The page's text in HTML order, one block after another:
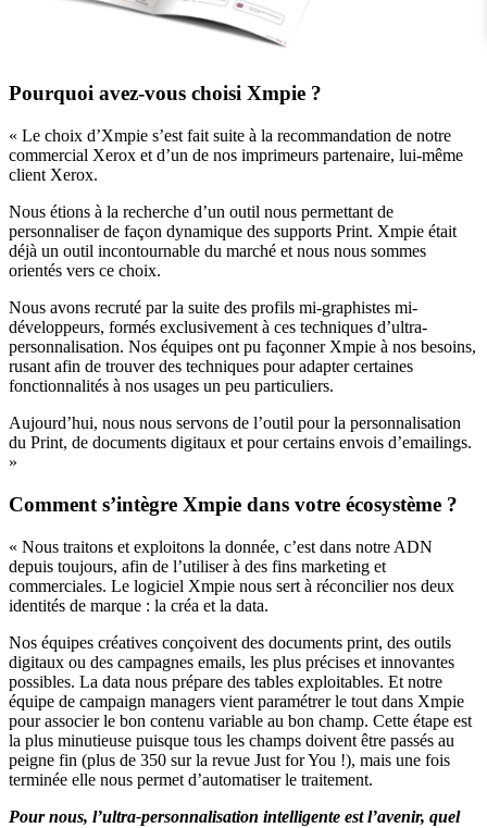
Pourquoi avez-vous choisi Xmpie ?
« Le choix d’Xmpie s’est fait suite à la recommandation de notre
commercial Xerox et d’un de nos imprimeurs partenaire, lui-même
client Xerox.
Nous étions à la recherche d’un outil nous permettant de
personnaliser de façon dynamique des supports Print. Xmpie était
déjà un outil incontournable du marché et nous nous sommes
orientés vers ce choix.
Nous avons recruté par la suite des profils mi-graphistes mi-
développeurs, formés exclusivement à ces techniques d’ultra-
personnalisation. Nos équipes ont pu façonner Xmpie à nos besoins,
rusant afin de trouver des techniques pour adapter certaines
fonctionnalités à nos usages un peu particuliers.
Aujourd’hui, nous nous servons de l’outil pour la personnalisation
du Print, de documents digitaux et pour certains envois d’emailings.
»
Comment s’intègre Xmpie dans votre écosystème ?
« Nous traitons et exploitons la donnée, c’est dans notre ADN
depuis toujours, afin de l’utiliser à des fins marketing et
commerciales. Le logiciel Xmpie nous sert à réconcilier nos deux
identités de marque : la créa et la data.
Nos équipes créatives conçoivent des documents print, des outils
digitaux ou des campagnes emails, les plus précises et innovantes
possibles. La data nous prépare des tables exploitables. Et notre
équipe de campaign managers vient paramétrer le tout dans Xmpie
pour associer le bon contenu variable au bon champ. Cette étape est
la plus minutieuse puisque tous les champs doivent être passés au
peigne fin (plus de 350 sur la revue Just for You !), mais une fois
terminée elle nous permet d’automatiser le traitement.
Pour nous, l’ultra-personnalisation intelligente est l’avenir, quel